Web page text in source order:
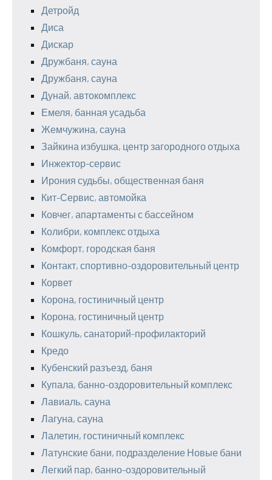
Детройд
Диса
Дискар
Дружбаня, сауна
Дружбаня, сауна
Дунай, автокомплекс
Емеля, банная усадьба
Жемчужина, сауна
Зайкина избушка, центр загородного отдыха
Инжектор-сервис
Ирония судьбы, общественная баня
Кит-Сервис, автомойка
Ковчег, апартаменты с бассейном
Колибри, комплекс отдыха
Комфорт, городская баня
Контакт, спортивно-оздоровительный центр
Корвет
Корона, гостиничный центр
Корона, гостиничный центр
Кошкуль, санаторий-профилакторий
Кредо
Кубенский разъезд, баня
Купала, банно-оздоровительный комплекс
Лавиаль, сауна
Лагуна, сауна
Лалетин, гостиничный комплекс
Латунские бани, подразделение Новые бани
Легкий пар, банно-оздоровительный